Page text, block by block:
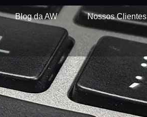
Blog da AW Nossos Clientes